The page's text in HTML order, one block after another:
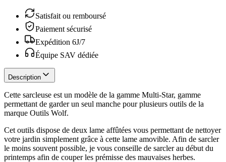
Satisfait ou remboursé
Paiement sécurisé
Expédition 6J/7
Équipe SAV dédiée
Description
Cette sarcleuse est un modèle de la gamme Multi-Star, gamme
permettant de garder un seul manche pour plusieurs outils de la
marque Outils Wolf.
Cet outils dispose de deux lame affûtées vous permettant de nettoyer
votre jardin simplement grâce à cette lame amovible. Afin de sarcler
le moins souvent possible, je vous conseille de sarcler au début du
printemps afin de couper les prémisse des mauvaises herbes.